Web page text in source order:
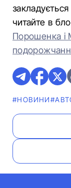
читайте в
Порошенка і
#НОВИНИ